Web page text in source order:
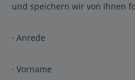
und speichern wir von Ihnen
· Anrede
· Vorname